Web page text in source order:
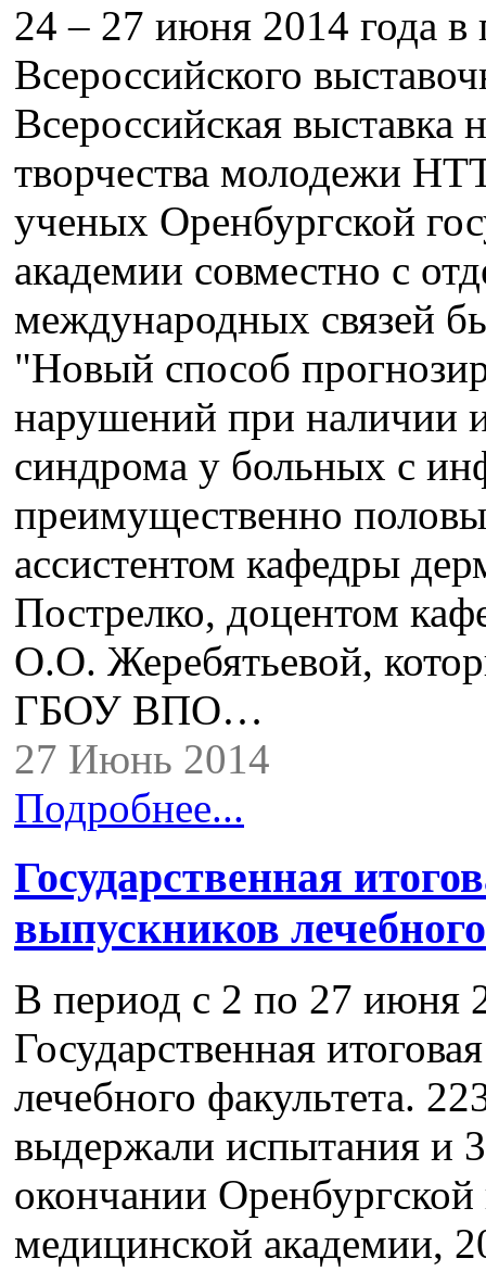
24 – 27 июня 2014 года в
Всероссийского
Всероссийская выставка
творчества молодежи
ученых Оренбургской
академии совместно с
международных связей
"Новый способ
нарушений при наличии
синдрома у больных с
преимущественно
ассистентом кафедры
Пострелко, доцентом
О.О. Жеребятьевой,
ГБОУ ВПО…
27 Июнь 2014
Подробнее...
Государственная
выпускников
В период с 2 по 27 июня
Государственная
лечебного факультета.
выдержали испытания и
окончании Оренбургской
медицинской академии,